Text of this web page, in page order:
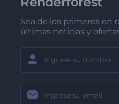
Sea de los primeros en
últimas noticias y